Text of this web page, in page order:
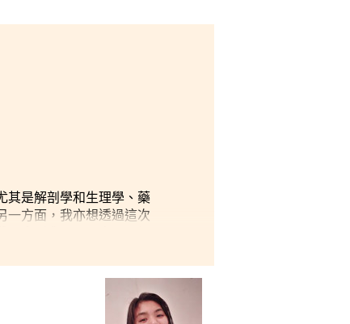
其是解剖學和生理學、藥
一方面，我亦想透過這次
令到我可以更容易理解
們也樂意解答。他們的